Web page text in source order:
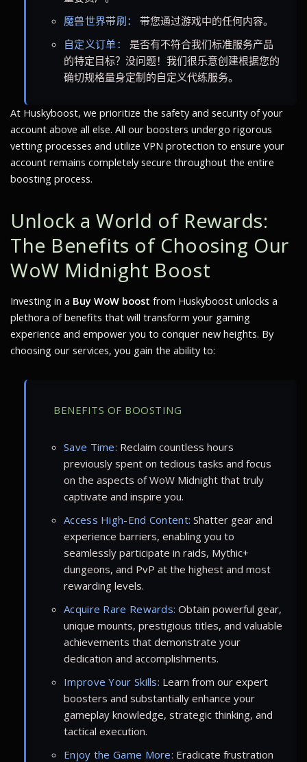
魔兽世界带刷：
带您通过游戏中的任何内容。
自定义订单：
是否有不符合我们标准服务产品
的特定目标？没问题！我们很乐意创建根据您的
确切规格量身定制的自定义代练服务。
At Huskyboost, we prioritize the safety and security of your
account above all else. All our boosters undergo rigorous
vetting processes and utilize VPN protection to ensure your
account remains completely secure throughout the entire
boosting process.
Unlock a World of Rewards:
The Benefits of Choosing Our
WoW Midnight Boost
Investing in a Buy WoW boost from Huskyboost unlocks a
plethora of benefits that will transform your gaming
experience and empower you to conquer new heights. By
choosing our services, you gain the ability to:
BENEFITS OF BOOSTING
Save Time: Reclaim countless hours
previously spent on tedious tasks and focus
on the aspects of WoW Midnight that truly
captivate and inspire you.
Access High-End Content: Shatter gear and
experience barriers, enabling you to
seamlessly participate in raids, Mythic+
dungeons, and PvP at the highest and most
rewarding levels.
Acquire Rare Rewards: Obtain powerful gear,
unique mounts, prestigious titles, and valuable
achievements that demonstrate your
dedication and accomplishments.
Improve Your Skills: Learn from our expert
boosters and substantially enhance your
gameplay knowledge, strategic thinking, and
tactical execution.
Enjoy the Game More: Eradicate frustration